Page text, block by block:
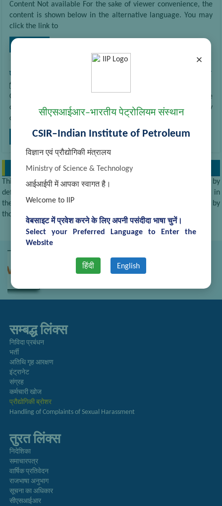
×
सीएसआईआर–भारतीय पेट्रोलियम संस्थान
CSIR–Indian Institute of Petroleum
विज्ञान एवं प्रौद्योगिकी मंत्रालय
Ministry of Science & Technology
आईआईपी में आपका स्वागत है।
Welcome to IIP
वेबसाइट में प्रवेश करने के लिए अपनी पसंदीदा भाषा चुनें।
Select your Preferred Language to Enter the
Website
हिंदी English
Content Not available For the sake of viewer convenience, the
content is shown below in the alternative language. You may
click the link to
एनआरएल में पैराफिन और माइक्रोक्रिस्टलाइन वैक्स का उत्पादन
Content Not available For the sake of viewer convenience, the
content is shown below in the alternative language. You may
click the link to
अधिक पढ़ें
EXAMPLE WIDGET
This is an example widget to show how the Right Sidebar looks by
default. You can add custom widgets from the widgets screen in
the admin. If custom widgets is added than this will be replaced by
those widgets.
सम्बद्ध लिंक्स
निविदा प्रबंधन
भर्ती
अतिथि गृह आरक्षण
इंट्रानेट
संग्रह
कर्मचारी खोज
प्रौद्योगिकी ब्रोशर
Handling of Complaints of Sexual Harassment
तुरत लिंक्स
निदेशिका
समाचारपत्र
वार्षिक प्रतिवेदन
राजभाषा अनुभाग
सूचना का अधिकार
सीएसआईआर